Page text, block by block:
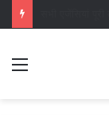
Menu